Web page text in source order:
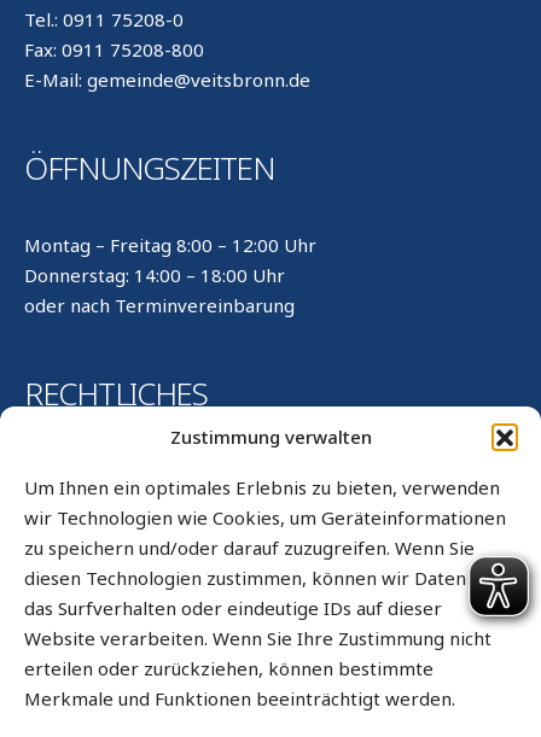
Zustimmung verwalten
Um Ihnen ein optimales Erlebnis zu bieten, verwenden
wir Technologien wie Cookies, um Geräteinformationen
zu speichern und/oder darauf zuzugreifen. Wenn Sie
diesen Technologien zustimmen, können wir Daten wie
das Surfverhalten oder eindeutige IDs auf dieser
Website verarbeiten. Wenn Sie Ihre Zustimmung nicht
erteilen oder zurückziehen, können bestimmte
Merkmale und Funktionen beeinträchtigt werden.
Tel.: 0911 75208-0
Fax: 0911 75208-800
E-Mail: gemeinde@veitsbronn.de
ÖFFNUNGSZEITEN
Montag – Freitag 8:00 – 12:00 Uhr
Donnerstag: 14:00 – 18:00 Uhr
oder nach Terminvereinbarung
RECHTLICHES
Impressum
Datenschutz
Datenschutz WhatsApp
Cookie-Richtlinie (EU)
Sitemap